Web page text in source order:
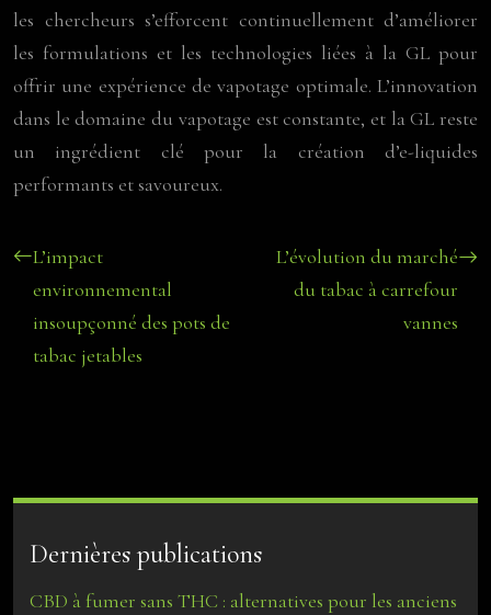
les chercheurs s’efforcent continuellement d’améliorer
les formulations et les technologies liées à la GL pour
offrir une expérience de vapotage optimale. L’innovation
dans le domaine du vapotage est constante, et la GL reste
un ingrédient clé pour la création d’e-liquides
performants et savoureux.
L’impact
environnemental
insoupçonné des pots de
tabac jetables
L’évolution du marché
du tabac à carrefour
vannes
Dernières publications
CBD à fumer sans THC : alternatives pour les anciens